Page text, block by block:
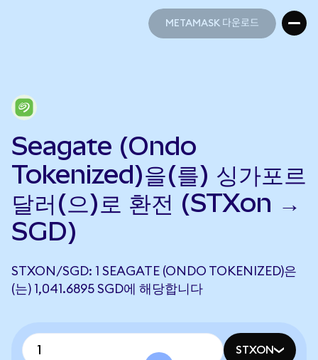
METAMASK 다운로드
Seagate (Ondo
Tokenized)을(를) 싱가포르
달러(으)로 환전 (STXon →
SGD)
STXON/SGD: 1 SEAGATE (ONDO TOKENIZED)은
(는) 1,041.6895 SGD에 해당합니다
STXON